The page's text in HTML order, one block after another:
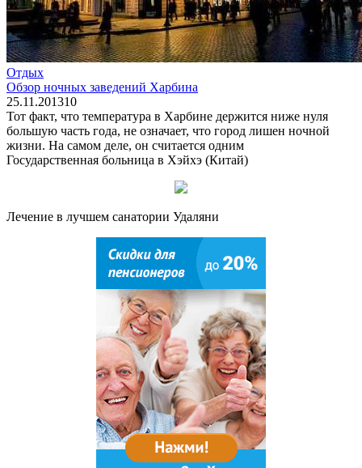
Отдых
Обзор ночных заведений Харбина
25.11.201310
Тот факт, что температура в Харбине держится ниже нуля
большую часть года, не означает, что город лишен ночной
жизни. На самом деле, он считается одним
Государственная больница в Хэйхэ (Китай)
Лечение в лучшем санатории Удаляни